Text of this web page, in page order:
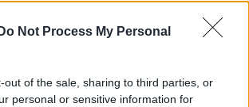
Do Not Process My Personal
out of the sale, sharing to third parties, or
personal or sensitive information for
nelle candid camera quando sento
telefono con la moglie, mamma o
pure imprecare lei e quindi penso
questa incapacità sia pure voluta per